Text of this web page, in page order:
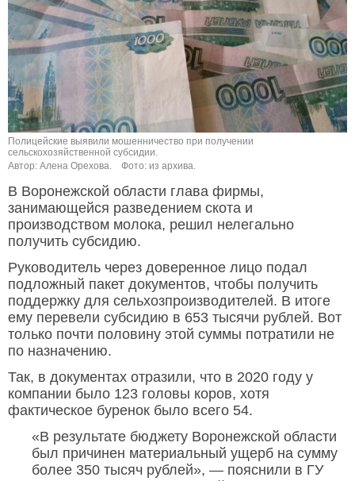
Полицейские выявили мошенничество при получении
сельскохозяйственной субсидии.
Автор: Алена Орехова.
Фото: из архива.
В Воронежской области глава фирмы,
занимающейся разведением скота и
производством молока, решил нелегально
получить субсидию.
Руководитель через доверенное лицо подал
подложный пакет документов, чтобы получить
поддержку для сельхозпроизводителей. В итоге
ему перевели субсидию в 653 тысячи рублей. Вот
только почти половину этой суммы потратили не
по назначению.
Так, в документах отразили, что в 2020 году у
компании было 123 головы коров, хотя
фактическое буренок было всего 54.
«В результате бюджету Воронежской области
был причинен материальный ущерб на сумму
более 350 тысяч рублей», — пояснили в ГУ